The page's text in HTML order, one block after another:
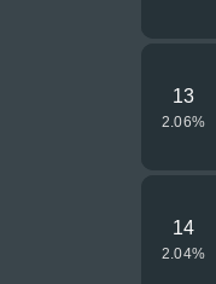
13
2.06%
14
2.04%